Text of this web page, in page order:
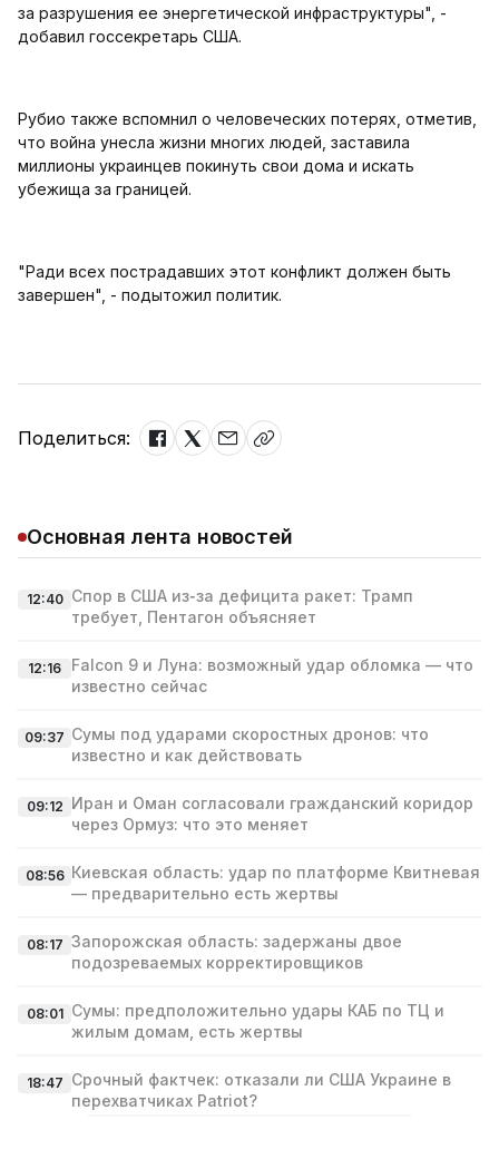
за разрушения ее энергетической инфраструктуры", -
добавил госсекретарь США.
Рубио также вспомнил о человеческих потерях, отметив,
что война унесла жизни многих людей, заставила
миллионы украинцев покинуть свои дома и искать
убежища за границей.
"Ради всех пострадавших этот конфликт должен быть
завершен", - подытожил политик.
Поделиться:
Основная лента новостей
12:40 Спор в США из‑за дефицита ракет: Трамп
требует, Пентагон объясняет
12:16
Falcon 9 и Луна: возможный удар обломка — что
известно сейчас
09:37 Сумы под ударами скоростных дронов: что
известно и как действовать
09:12 Иран и Оман согласовали гражданский коридор
через Ормуз: что это меняет
08:56 Киевская область: удар по платформе Квитневая
— предварительно есть жертвы
08:17 Запорожская область: задержаны двое
подозреваемых корректировщиков
08:01 Сумы: предположительно удары КАБ по ТЦ и
жилым домам, есть жертвы
18:47 Срочный фактчек: отказали ли США Украине в
перехватчиках Patriot?